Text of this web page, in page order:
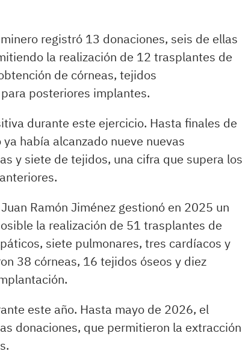
registró 13 donaciones, seis de ellas
la realización de 12 trasplantes de
de córneas, tejidos
posteriores implantes.
durante este ejercicio. Hasta finales de
había alcanzado nueve nuevas
y siete de tejidos, una cifra que supera los
Ramón Jiménez gestionó en 2025 un
la realización de 51 trasplantes de
siete pulmonares, tres cardíacos y
38 córneas, 16 tejidos óseos y diez
este año. Hasta mayo de 2026, el
donaciones, que permitieron la extracción